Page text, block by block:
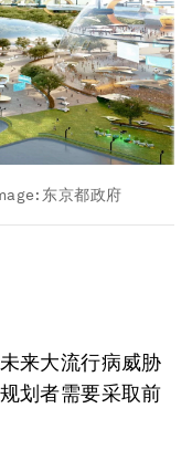
东京都政府
来大流行病威胁
划者需要采取前